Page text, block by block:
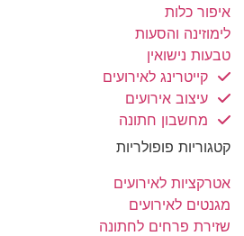
איפור כלות
לימוזינה והסעות
טבעות נישואין
קייטרינג לאירועים
עיצוב אירועים
מחשבון חתונה
קטגוריות פופולריות
אטרקציות לאירועים
מגנטים לאירועים
שזירת פרחים לחתונה